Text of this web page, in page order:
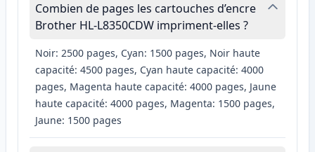
Combien de pages les cartouches d’encre
Brother HL-L8350CDW impriment-elles ?
Noir: 2500 pages, Cyan: 1500 pages, Noir haute
capacité: 4500 pages, Cyan haute capacité: 4000
pages, Magenta haute capacité: 4000 pages, Jaune
haute capacité: 4000 pages, Magenta: 1500 pages,
Jaune: 1500 pages